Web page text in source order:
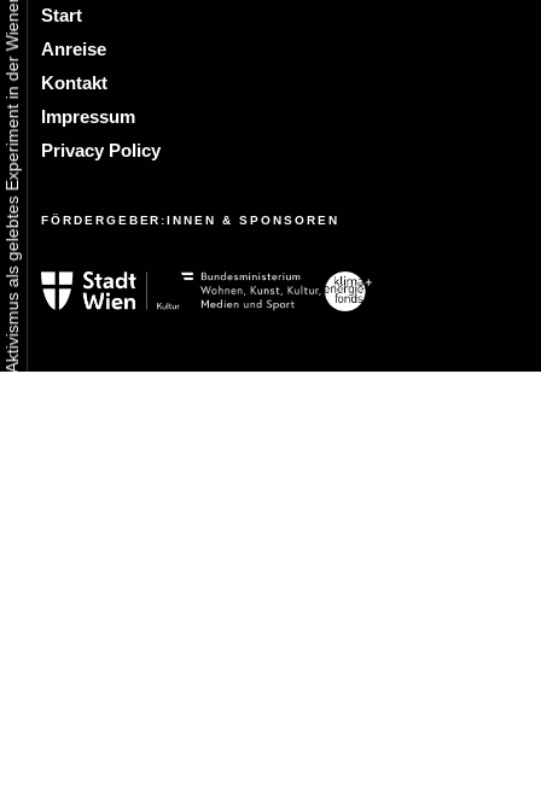
Start
Anreise
Kontakt
Impressum
Privacy Policy
FÖRDERGEBER:INNEN & SPONSOREN